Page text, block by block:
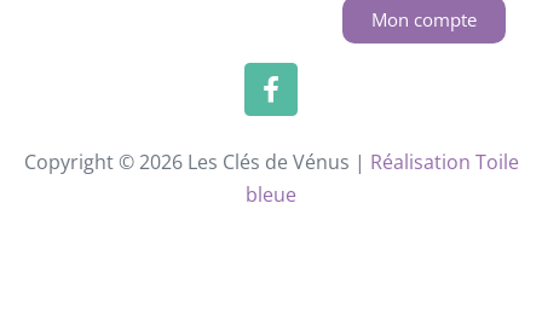
Mon compte
Copyright © 2026 Les Clés de Vénus | Réalisation Toile
bleue